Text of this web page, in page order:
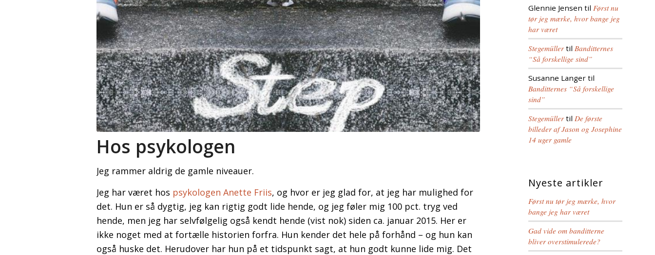
Hos psykologen
Jeg rammer aldrig de gamle niveauer.
Jeg har været hos psykologen Anette Friis, og hvor er jeg glad for, at jeg har mulighed for
det. Hun er så dygtig, jeg kan rigtig godt lide hende, og jeg føler mig 100 pct. tryg ved
hende, men jeg har selvfølgelig også kendt hende (vist nok) siden ca. januar 2015. Her er
ikke noget med at fortælle historien forfra. Hun kender det hele på forhånd – og hun kan
også huske det. Herudover har hun på et tidspunkt sagt, at hun godt kunne lide mig. Det
Glennie Jensen til Først nu
tør jeg mærke, hvor bange jeg
har været
Stegemüllertil Banditternes
“Så forskellige sind”
Susanne Langer til
Banditternes “Så forskellige
sind”
Stegemüllertil De første
billeder af Jason og Josephine
14 uger gamle
Nyeste artikler
Først nu tør jeg mærke, hvor
bange jeg har været
Gad vide om banditterne
bliver overstimulerede?